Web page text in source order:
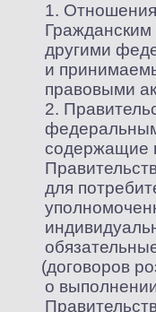
1.
другими
и
правовыми
2.
содержащие
для
(договоров
о